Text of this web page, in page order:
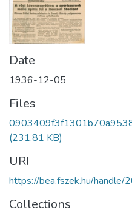
Date
1936-12-05
Files
(231.81 KB)
URI
https://bea.fszek.hu/
Collections